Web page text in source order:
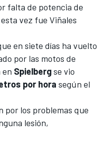
falta de potencia de
vez fue Viñales
en siete días ha vuelto
por las motos de
en Spielbergse vio
por hora según el
por los problemas que
lesión,